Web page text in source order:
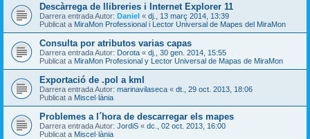
Descàrrega de llibreries i Internet Explorer 11
Darrera entrada Autor: Daniel « dj., 13 març 2014, 13:39
Publicat a MiraMon Professional i Lector Universal de Mapes del MiraMon
Consulta por atributos varias capas
Darrera entrada Autor: Dorota « dj., 30 gen. 2014, 15:55
Publicat a MiraMon Profesional y Lector Universal de Mapas de MiraMon
Exportació de .pol a kml
Darrera entrada Autor: marinavilaseca « dt., 29 oct. 2013, 18:06
Publicat a Miscel·lània
Problemes a l´hora de descarregar els mapes
Darrera entrada Autor: JordiS « dc., 02 oct. 2013, 16:00
Publicat a Miscel·lània